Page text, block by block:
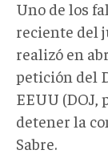
Uno de los
reciente del
realizó en
petición del
EEUU (DOJ,
detener la
Sabre.